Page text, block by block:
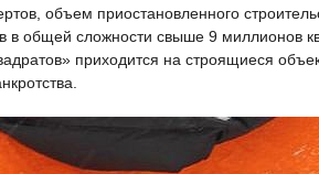
объем приостановленного
в общей сложности свыше 9 миллионов
приходится на строящиеся